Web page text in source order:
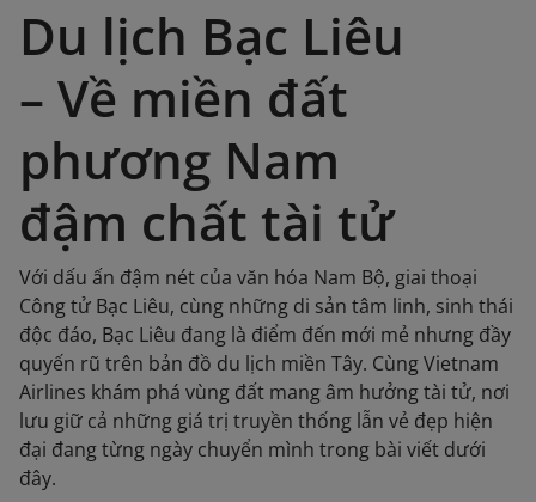
Du lịch Bạc Liêu
– Về miền đất
phương Nam
đậm chất tài tử
Với dấu ấn đậm nét của văn hóa Nam Bộ, giai thoại
Công tử Bạc Liêu, cùng những di sản tâm linh, sinh thái
độc đáo, Bạc Liêu đang là điểm đến mới mẻ nhưng đầy
quyến rũ trên bản đồ du lịch miền Tây. Cùng Vietnam
Airlines khám phá vùng đất mang âm hưởng tài tử, nơi
lưu giữ cả những giá trị truyền thống lẫn vẻ đẹp hiện
đại đang từng ngày chuyển mình trong bài viết dưới
đây.